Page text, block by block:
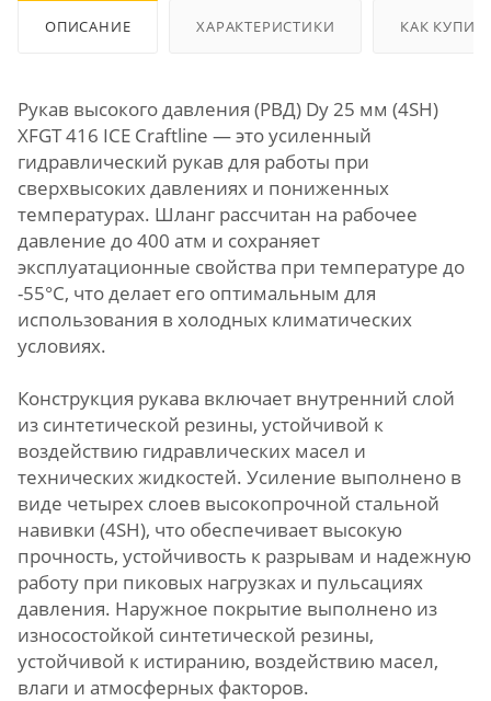
ОПИСАНИЕ ХАРАКТЕРИСТИКИ КАК
Рукав высокого давления (РВД) Dу 25 мм (4SH)
XFGT 416 ICE Craftline — это усиленный
гидравлический рукав для работы при
сверхвысоких давлениях и пониженных
температурах. Шланг рассчитан на рабочее
давление до 400 атм и сохраняет
эксплуатационные свойства при температуре до
-55°C, что делает его оптимальным для
использования в холодных климатических
условиях.
Конструкция рукава включает внутренний слой
из синтетической резины, устойчивой к
воздействию гидравлических масел и
технических жидкостей. Усиление выполнено в
виде четырех слоев высокопрочной стальной
навивки (4SH), что обеспечивает высокую
прочность, устойчивость к разрывам и надежную
работу при пиковых нагрузках и пульсациях
давления. Наружное покрытие выполнено из
износостойкой синтетической резины,
устойчивой к истиранию, воздействию масел,
влаги и атмосферных факторов.